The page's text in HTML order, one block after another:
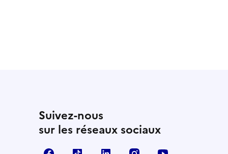
Suivez-nous
sur les réseaux sociaux